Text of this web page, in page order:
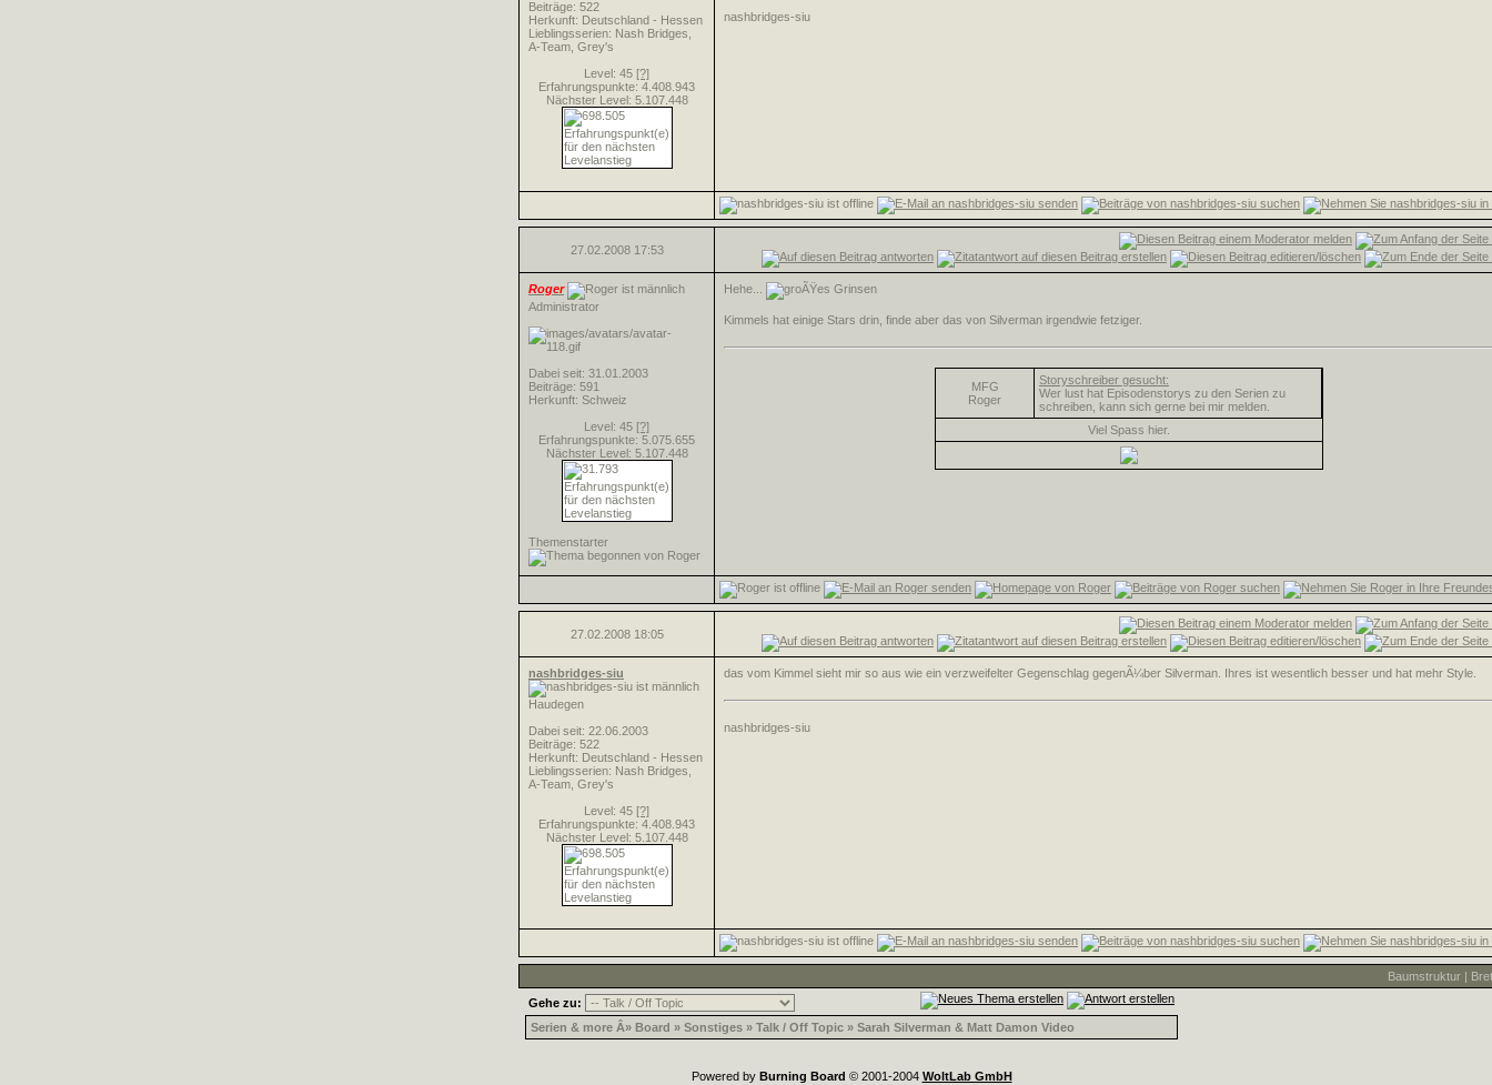
Beiträge: 522
Herkunft: Deutschland - Hessen
Lieblingsserien: Nash Bridges,
A-Team, Grey's
Level: 45 [?]
Erfahrungspunkte: 4.408.943
Nächster Level: 5.107.448
nashbridges-siu
27.02.2008 17:53
Roger
Administrator
Dabei seit: 31.01.2003
Beiträge: 591
Herkunft: Schweiz
Level: 45 [?]
Erfahrungspunkte: 5.075.655
Nächster Level: 5.107.448
Themenstarter
Hehe...
Kimmels hat einige Stars drin, finde aber das von Silverman irgendwie fetziger.
MFG
Roger
Storyschreiber gesucht:
Wer lust hat Episodenstorys zu den Serien zu
schreiben, kann sich gerne bei mir melden.
Viel Spass hier.
27.02.2008 18:05
nashbridges-siu
Haudegen
Dabei seit: 22.06.2003
Beiträge: 522
Herkunft: Deutschland - Hessen
Lieblingsserien: Nash Bridges,
A-Team, Grey's
Level: 45 [?]
Erfahrungspunkte: 4.408.943
Nächster Level: 5.107.448
das vom Kimmel sieht mir so aus wie ein verzweifelter Gegenschlag gegenÃ¼ber Silverman. Ihres ist wesentlich besser und hat mehr Style.
nashbridges-siu
Baumstruktur |
Gehe zu:
Serien & more Â» Board » Sonstiges » Talk / Off Topic » Sarah Silverman & Matt Damon Video
Powered by Burning Board © 2001-2004 WoltLab GmbH